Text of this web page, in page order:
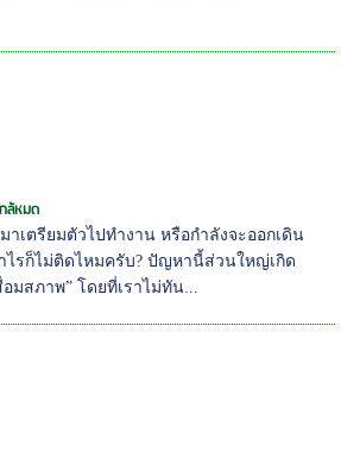
ล้หมด
าเตรียมตัวไปทำงาน หรือกำลังจะออกเดิน
ไรก็ไม่ติดไหมครับ? ปัญหานี้ส่วนใหญ่เกิด
มสภาพ” โดยที่เราไม่ทัน...